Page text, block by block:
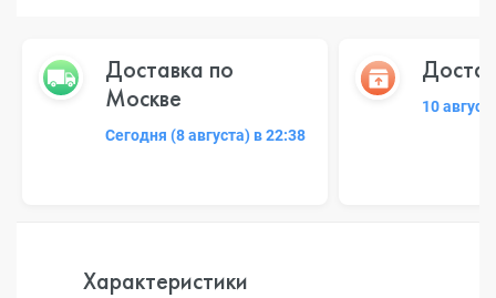
Доставка по
Москве
Сегодня (8 августа) в 22:38
10
Характеристики